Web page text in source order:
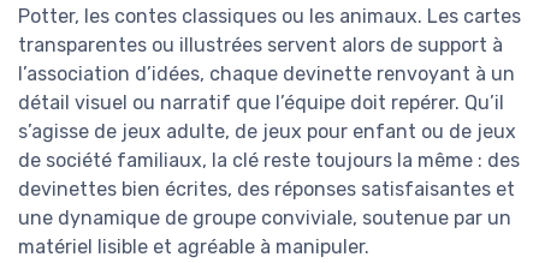
Potter, les contes classiques ou les animaux. Les cartes
transparentes ou illustrées servent alors de support à
l’association d’idées, chaque devinette renvoyant à un
détail visuel ou narratif que l’équipe doit repérer. Qu’il
s’agisse de jeux adulte, de jeux pour enfant ou de jeux
de société familiaux, la clé reste toujours la même : des
devinettes bien écrites, des réponses satisfaisantes et
une dynamique de groupe conviviale, soutenue par un
matériel lisible et agréable à manipuler.